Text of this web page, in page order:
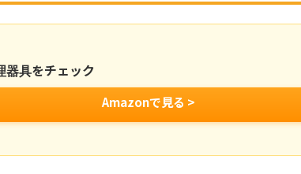
器具をチェック
Amazonで見る >